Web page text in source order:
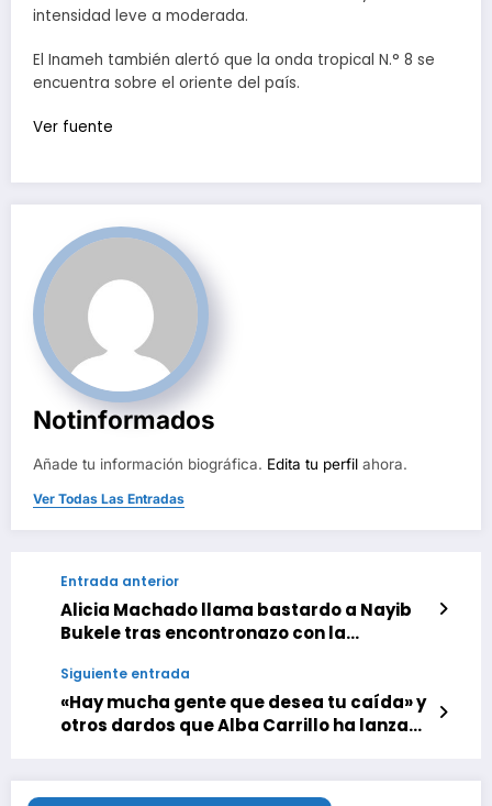
intensidad leve a moderada.
El Inameh también alertó que la onda tropical N.° 8 se
encuentra sobre el oriente del país.
Ver fuente
Notinformados
Añade tu información biográfica. Edita tu perfil ahora.
Ver Todas Las Entradas
Entrada anterior
Alicia Machado llama bastardo a Nayib
Bukele tras encontronazo con la
Siguiente entrada
«Hay mucha gente que desea tu caída» y
otros dardos que Alba Carrillo ha lanzado